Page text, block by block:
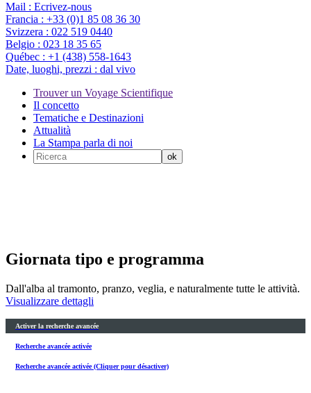
Mail : Ecrivez-nous
Francia : +33 (0)1 85 08 36 30
Svizzera : 022 519 0440
Belgio : 023 18 35 65
Québec : +1 (438) 558-1643
Date, luoghi, prezzi : dal vivo
Trouver un Voyage Scientifique
Il concetto
Tematiche e Destinazioni
Attualità
La Stampa parla di noi
Giornata tipo e programma
Dall'alba al tramonto, pranzo, veglia, e naturalmente tutte le attività.
Visualizzare dettagli
Activer la recherche avancée
Recherche avancée activée
Recherche avancée activée (Cliquer pour désactiver)